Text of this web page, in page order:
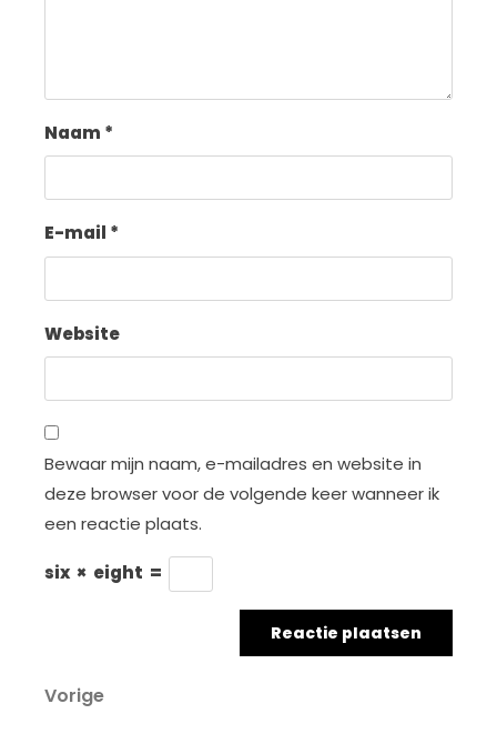
Naam *
E-mail *
Website
Bewaar mijn naam, e-mailadres en website in
deze browser voor de volgende keer wanneer ik
een reactie plaats.
six × eight =
Berichtnavigatie
Vorig
Vorige